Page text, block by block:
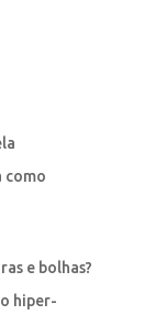
como
e bolhas?
hiper-